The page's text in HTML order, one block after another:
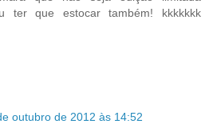
ter que estocar também! kkkkkkk
outubro de 2012 às 14:52